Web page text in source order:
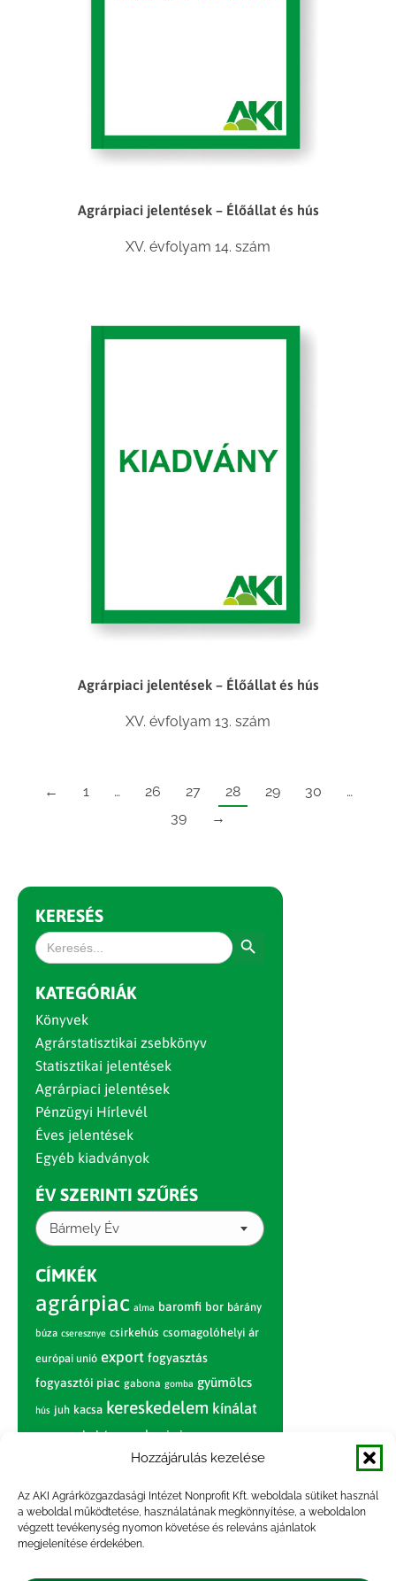
Hozzájárulás kezelése
Az AKI Agrárközgazdasági Intézet Nonprofit Kft. weboldala sütiket használ
a weboldal működtetése, használatának megkönnyítése, a weboldalon
végzett tevékenység nyomon követése és releváns ajánlatok
megjelenítése érdekében.
Agrárpiaci jelentések – Élőállat és hús
XV. évfolyam 14. szám
Agrárpiaci jelentések – Élőállat és hús
XV. évfolyam 13. szám
← 1 … 26 27 28 29 30
…
39
→
KERESÉS
Search
for:
KATEGÓRIÁK
Könyvek
Agrárstatisztikai zsebkönyv
Statisztikai jelentések
Agrárpiaci jelentések
Pénzügyi Hírlevél
Éves jelentések
Egyéb kiadványok
ÉV SZERINTI SZŰRÉS
Bármely Év
CÍMKÉK
agrárpiac alma baromfi bor bárány
búza cseresznye csirkehús csomagolóhelyi ár
európai unió export fogyasztás
fogyasztói piac gabona gomba gyümölcs
hús juh kacsa kereskedelem kínálat
körte marhahús nagybani piac narancs
nemzetközi árinformációk
paradicsom piac piaci jelentés
pulyka pulykahús sertés sertéshús
szarvasmarha termelés
termelői